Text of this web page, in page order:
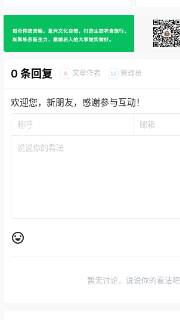
0 条回复 A 文章作者 M 管理员
欢迎您，新朋友，感谢参与互动！
暂无讨论，说说你的看法吧